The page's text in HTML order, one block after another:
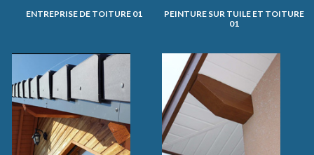
ENTREPRISE DE TOITURE 01
PEINTURE SUR TUILE ET TOITURE
01